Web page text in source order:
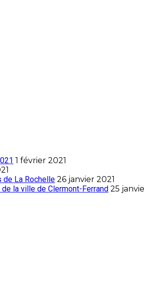
1 février 2021
de La Rochelle 26 janvier 2021
la ville de Clermont-Ferrand 25